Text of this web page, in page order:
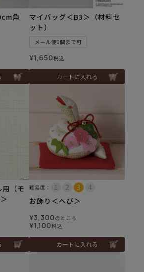
角
マイバッグ＜B3＞（材料セ
ット）
メール便1個まで可
¥1,650税込
カートに入れる
（モ
難易度：
お飾り＜へび＞
¥3,300 のところ
¥1,100税込
カートに入れる